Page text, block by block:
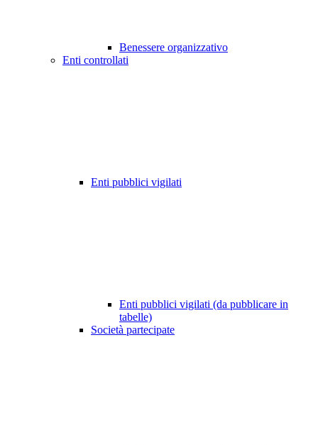
Benessere organizzativo
Enti controllati
Enti pubblici vigilati
Enti pubblici vigilati (da pubblicare in
tabelle)
Società partecipate